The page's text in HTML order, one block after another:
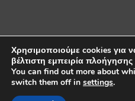
Πνευματικά δικαιώματα ©2026
Λευκοσιδηρουργία. Με την
Χρησιμοποιούμε cookies για
βέλτιστη εμπειρία
You can find out more about
switch them off in settings.